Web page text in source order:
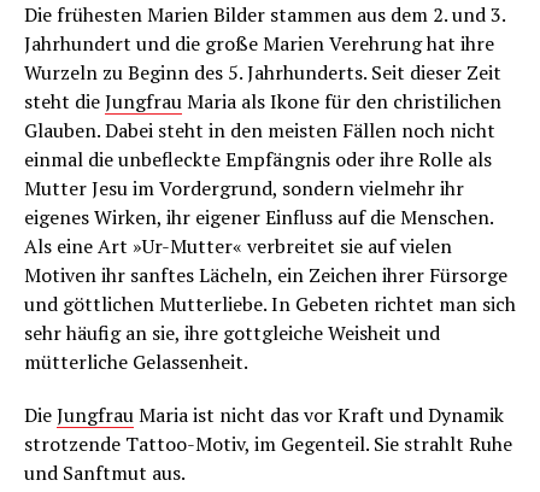
Die frühesten Marien Bilder stammen aus dem 2. und 3.
Jahrhundert und die große Marien Verehrung hat ihre
Wurzeln zu Beginn des 5. Jahrhunderts. Seit dieser Zeit
steht dieJungfrauMaria als Ikone für den christilichen
Glauben. Dabei steht in den meisten Fällen noch nicht
einmal die unbefleckte Empfängnis oder ihre Rolle als
Mutter Jesu im Vordergrund, sondern vielmehr ihr
eigenes Wirken, ihr eigener Einfluss auf die Menschen.
Als eine Art »Ur-Mutter« verbreitet sie auf vielen
Motiven ihr sanftes Lächeln, ein Zeichen ihrer Fürsorge
und göttlichen Mutterliebe. In Gebeten richtet man sich
sehr häufig an sie, ihre gottgleiche Weisheit und
mütterliche Gelassenheit.
DieJungfrauMaria ist nicht das vor Kraft und Dynamik
strotzende Tattoo-Motiv, im Gegenteil. Sie strahlt Ruhe
und Sanftmut aus.